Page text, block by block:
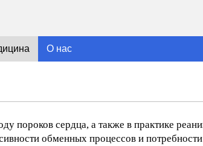
О нас
пороков сердца, а также в практике
обменных процессов и